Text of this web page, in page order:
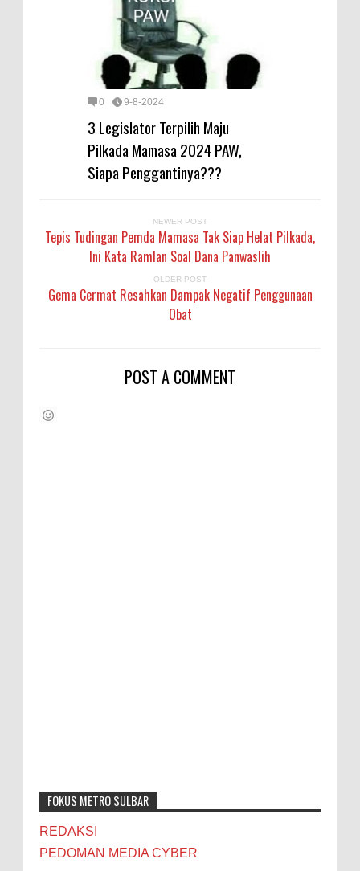
0 9-8-2024
3 Legislator Terpilih Maju
Pilkada Mamasa 2024 PAW,
Siapa Penggantinya???
NEWER POST
Tepis Tudingan Pemda Mamasa Tak Siap Helat Pilkada,
Ini Kata Ramlan Soal Dana Panwaslih
OLDER POST
Gema Cermat Resahkan Dampak Negatif Penggunaan
Obat
POST A COMMENT
FOKUS METRO SULBAR
REDAKSI
PEDOMAN MEDIA CYBER